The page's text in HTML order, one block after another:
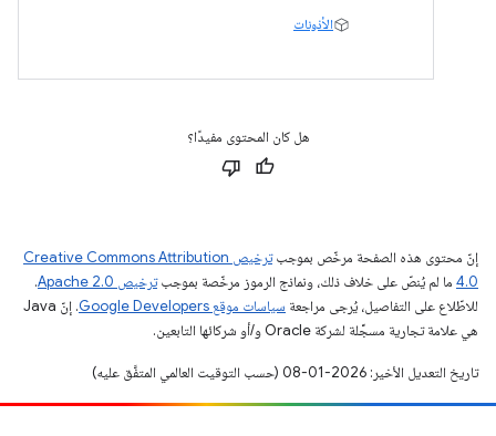
الأذونات
هل كان المحتوى مفيدًا؟
إنّ محتوى هذه الصفحة مرخّص بموجب
ترخيص Creative Commons Attribution
4.0‏ ما لم يُنصّ على خلاف ذلك، ونماذج الرموز مرخّصة بموجبترخيص Apache 2.0‏
.
للاطّلاع على التفاصيل، يُرجى مراجعة سياسات موقع Google Developers‏
. إنّ Java
هي علامة تجارية مسجَّلة لشركة Oracle و/أو شركائها التابعين.
تاريخ التعديل الأخير: 2026-01-08 (حسب التوقيت العالمي المتفَّق عليه)